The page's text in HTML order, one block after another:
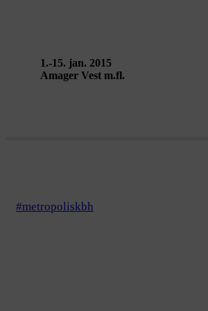
1.-15. jan. 2015
Amager Vest m.fl.
#metropoliskbh